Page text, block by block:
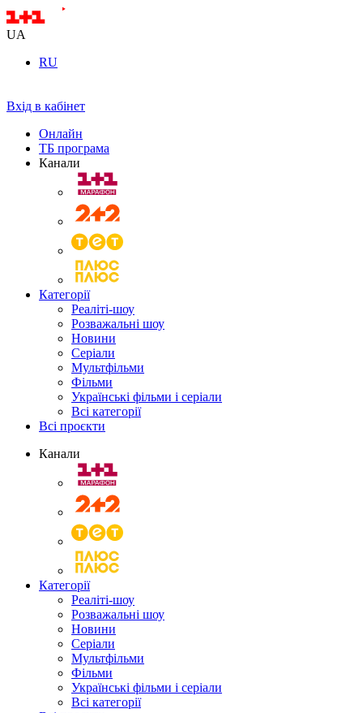
UA
RU
Вхід в кабінет
Онлайн
ТБ програма
Канали
Категорії
Реаліті-шоу
Розважальні шоу
Новини
Серіали
Мультфільми
Фільми
Українські фільми і серіали
Всі категорії
Всі проєкти
Канали
Категорії
Реаліті-шоу
Розважальні шоу
Новини
Серіали
Мультфільми
Фільми
Українські фільми і серіали
Всі категорії